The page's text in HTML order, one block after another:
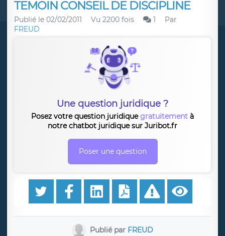
TEMOIN CONSEIL DE DISCIPLINE
Publié le 02/02/2011 Vu 2200 fois 1
Par
FREUD
Une question juridique ?
Posez votre question juridiquegratuitement à
notre chatbot juridique sur Juribot.fr
Poser une question
Publié par FREUD